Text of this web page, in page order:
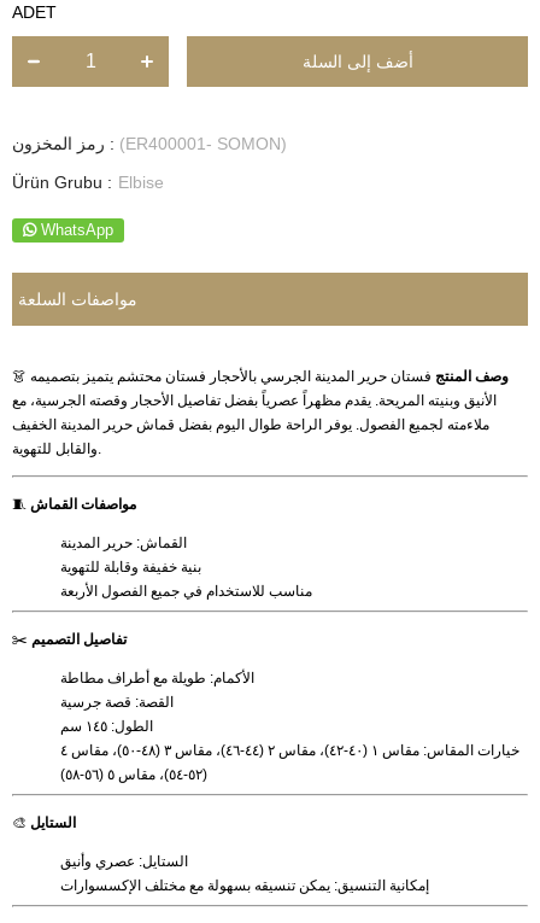
ADET
رمز المخزون
(ER400001- SOMON)
Ürün Grubu : Elbise
WhatsApp
مواصفات السلعة
👗 وصف المنتج فستان حرير المدينة الجرسي بالأحجار فستان محتشم يتميز بتصميمه
الأنيق وبنيته المريحة. يقدم مظهراً عصرياً بفضل تفاصيل الأحجار وقصته الجرسية، مع
ملاءمته لجميع الفصول. يوفر الراحة طوال اليوم بفضل قماش حرير المدينة الخفيف
🧵 مواصفات القماش
القماش: حرير المدينة
بنية خفيفة وقابلة للتهوية
مناسب للاستخدام في جميع الفصول الأربعة
✂️ تفاصيل التصميم
الأكمام: طويلة مع أطراف مطاطة
القصة: قصة جرسية
الطول: ١٤٥ سم
خيارات المقاس: مقاس ١ (٤٠-٤٢)، مقاس ٢ (٤٤-٤٦)، مقاس ٣ (٤٨-٥٠)، مقاس ٤
(٥٢-٥٤)، مقاس ٥ (٥٦-٥٨)
🎨 الستايل
الستايل: عصري وأنيق
إمكانية التنسيق: يمكن تنسيقه بسهولة مع مختلف الإكسسوارات